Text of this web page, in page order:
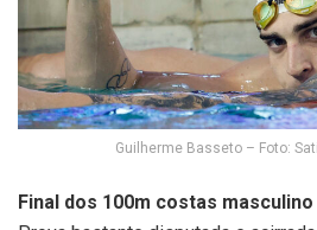
Guilherme Basseto – Foto:
Final dos 100m costas masculino